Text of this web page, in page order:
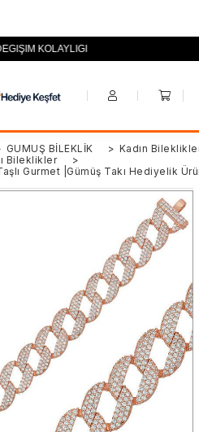
KOLAYLIĞI
GÜMÜŞ BİLEKLİK > Kadın
Bileklikler
>
Gurmet |Gümüş Takı Hediyelik